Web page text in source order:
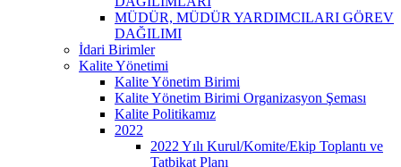
MÜDÜR, MÜDÜR YARDIMCILARI GÖREV
DAĞILIMI
İdari Birimler
Kalite Yönetimi
Kalite Yönetim Birimi
Kalite Yönetim Birimi Organizasyon Şeması
Kalite Politikamız
2022
2022 Yılı Kurul/Komite/Ekip Toplantı ve
Tatbikat Planı